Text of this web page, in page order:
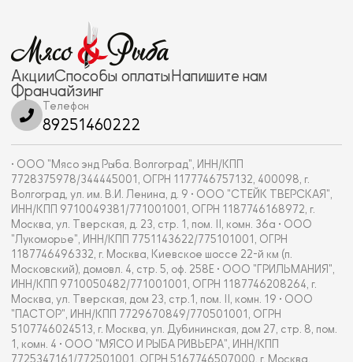
АкцииСпособы оплатыНапишите нам
Франчайзинг
Телефон
89251460222
• ООО "Мясо энд Рыба. Волгоград", ИНН/КПП
7728375978/344445001, ОГРН 1177746757132, 400098, г.
Волгоград, ул. им. В.И. Ленина, д. 9 • ООО "СТЕЙК ТВЕРСКАЯ",
ИНН/КПП 9710049381/771001001, ОГРН 1187746168972, г.
Москва, ул. Тверская, д. 23, стр. 1, пом. II, комн. 36а • ООО
"Лукоморье", ИНН/КПП 7751143622/775101001, ОГРН
1187746496332, г. Москва, Киевское шоссе 22-й км (п.
Московский), домовл. 4, стр. 5, оф. 258Е • ООО "ГРИЛЬМАНИЯ",
ИНН/КПП 9710050482/771001001, ОГРН 1187746208264, г.
Москва, ул. Тверская, дом 23, стр.1, пом. II, комн. 19 • ООО
"ПАСТОР", ИНН/КПП 7729670849/770501001, ОГРН
5107746024513, г. Москва, ул. Дубининская, дом 27, стр. 8, пом.
1, комн. 4 • ООО "МЯСО И РЫБА РИВЬЕРА", ИНН/КПП
7725347161/772501001, ОГРН 5167746507000, г. Москва,